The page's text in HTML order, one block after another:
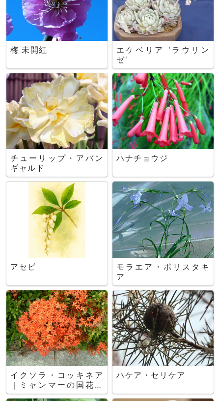
梅 未開紅
エケベリア 'ラウリン
ゼ'
チューリップ・アバン
ギャルド
ハナチョウジ
アセビ
モラエア・ポリスタキ
ア
イクソラ・コッキネア
｜ミャンマーの国花の
一つ
ハケア・セリケア